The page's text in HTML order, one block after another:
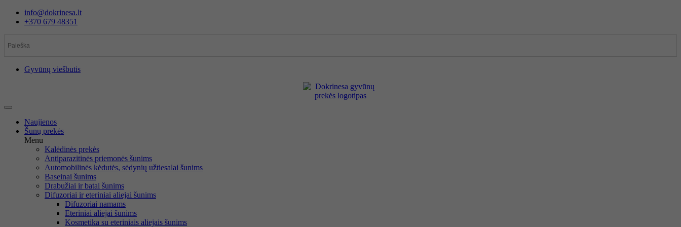
info@dokrinesa.lt
+370 679 48351
Gyvūnų viešbutis
Naujienos
Šunų prekės
Menu
Kalėdinės prekės
Antiparazitinės priemonės šunims
Automobilinės kėdutės, sėdynių užtiesalai šunims
Baseinai šunims
Drabužiai ir batai šunims
Difuzoriai ir eteriniai aliejai šunims
Difuzoriai namams
Eteriniai aliejai šunims
Kosmetika su eteriniais aliejais šunims